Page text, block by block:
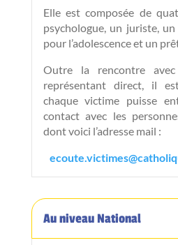
Elle est composée de
psychologue, un juriste,
pour l’adolescence et un
Outre la rencontre
représentant direct, il
chaque victime puisse
contact avec les
dont voici l’adresse mail :
Au niveau National